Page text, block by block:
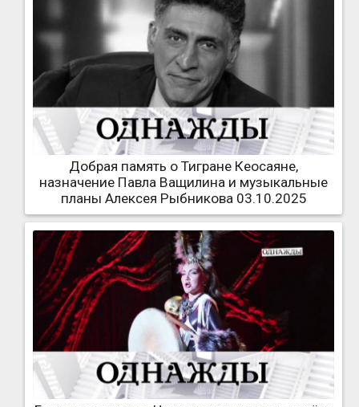
Добрая память о Тигране Кеосаяне,
назначение Павла Ващилина и музыкальные
планы Алексея Рыбникова 03.10.2025